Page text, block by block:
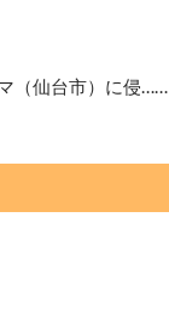
（仙台市）に侵……